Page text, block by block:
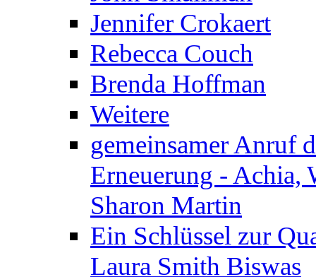
Jennifer Crokaert
Rebecca Couch
Brenda Hoffman
Weitere
gemeinsamer Anruf
Erneuerung - Achia,
Sharon Martin
Ein Schlüssel zur
Laura Smith Biswas